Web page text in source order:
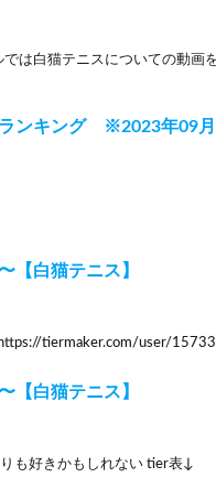
は白猫テニスについての動画
ランキング ※2023年09
【白猫テニス】
tiermaker.com/user/
【白猫テニス】
も好きかもしれない tier表↓